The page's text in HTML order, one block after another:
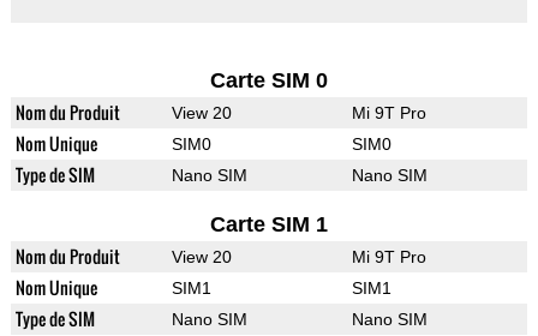
Carte SIM 0
Nom du Produit View 20 Mi 9T Pro
Nom Unique SIM0 SIM0
Type de SIM Nano SIM Nano SIM
Carte SIM 1
Nom du Produit View 20 Mi 9T Pro
Nom Unique SIM1 SIM1
Type de SIM Nano SIM Nano SIM